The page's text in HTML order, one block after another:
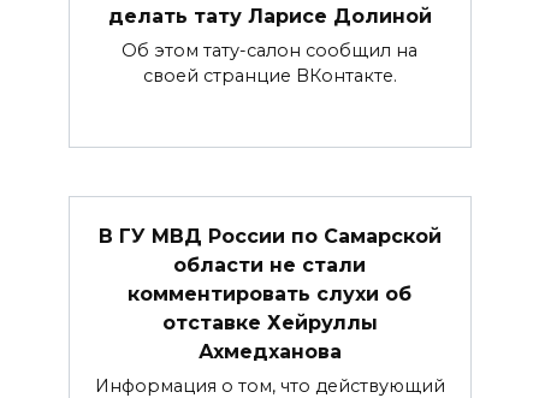
делать тату Ларисе Долиной
Об этом тату-салон сообщил на
своей странцие ВКонтакте.
В ГУ МВД России по Самарской
области не стали
комментировать слухи об
отставке Хейруллы
Ахмедханова
Информация о том, что действующий